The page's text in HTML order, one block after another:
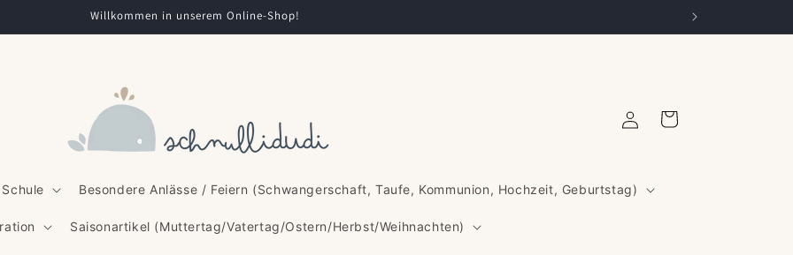
Willkommen in unserem Online-Shop!
Besondere Anlässe / Feiern (Schwangerschaft, Taufe, Kommunion, Hochzeit, Geburtstag)
Saisonartikel (Muttertag/Vatertag/Ostern/Herbst/Weihnachten)
EinloggenWarenkorb